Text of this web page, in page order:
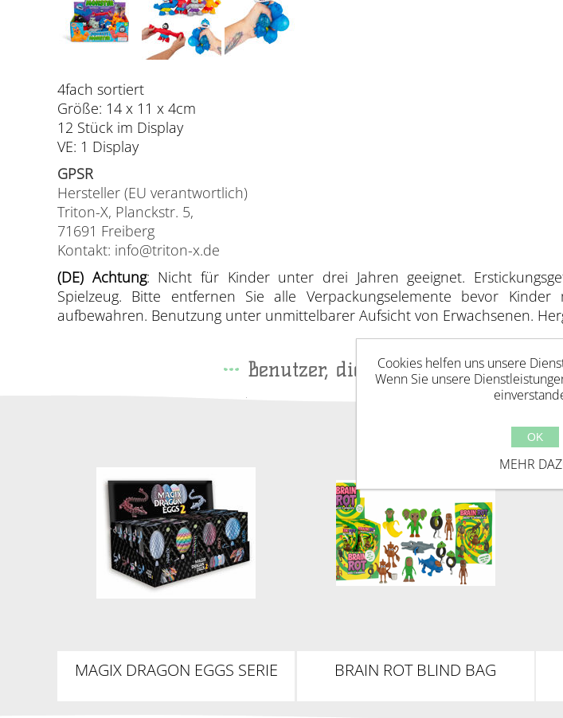
4fach sortiert
Größe: 14 x 11 x 4cm
12 Stück im Display
VE: 1 Display
GPSR
Hersteller (EU verantwortlich)
Triton-X, Planckstr. 5,
71691 Freiberg
Kontakt: info@triton-x.de
(DE) Achtung: Nicht für Kinder unter drei Jahren geeignet.
Spielzeug. Bitte entfernen Sie alle Verpackungselemente bevor
aufbewahren. Benutzung unter unmittelbarer Aufsicht von Erwachsenen.
Benutzer, die diesen Artikel
MAGIX DRAGON EGGS SERIE
BRAIN ROT BLIND BAG
Cookies helfen uns unsere
Wenn Sie unsere
OK
MEHR